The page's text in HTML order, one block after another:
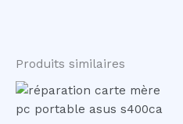
Produits similaires